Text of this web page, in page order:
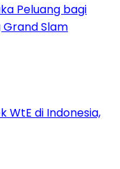
Peluang bagi
Grand Slam
WtE di Indonesia,